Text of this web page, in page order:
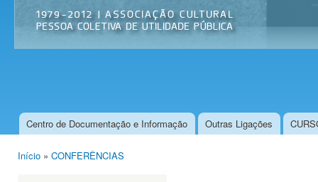
Menu principal
Centro de Documentação e Informação Outras Ligações
Início » CONFERÊNCIAS